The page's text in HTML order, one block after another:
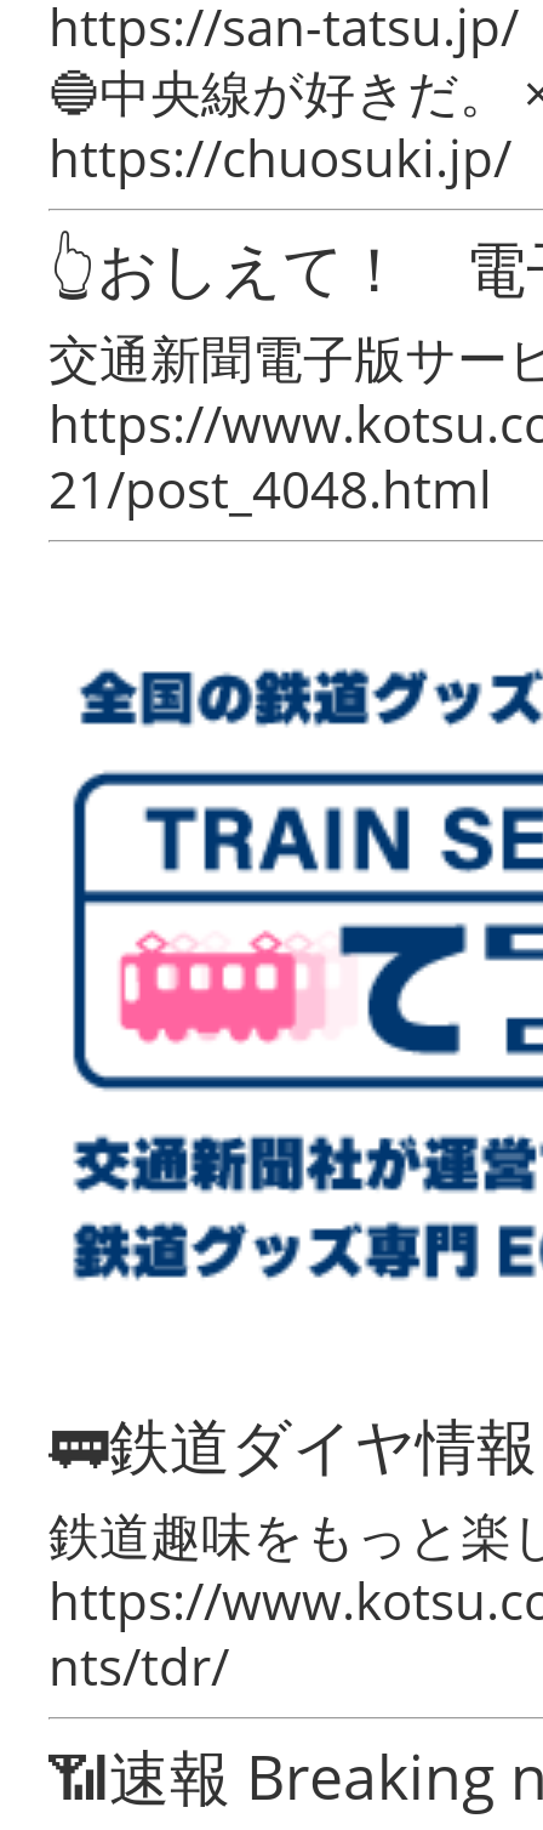
https://san-tatsu.jp/
🔵中央線が好きだ。
https://chuosuki.jp/
👆おしえて！ 電
交通新聞電子版サー
https://
21/post_4048.html
🚃鉄道ダイヤ情
鉄道趣味をもっと楽
https://
nts/tdr/
📶速報 Breaking